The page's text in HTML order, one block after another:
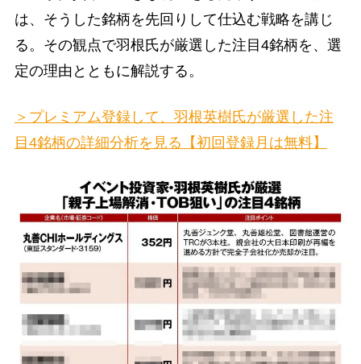
は、そうした銘柄を先回りして仕込む戦略を講じ
る。その観点で羽根氏が厳選した注目4銘柄を、選
定の理由とともに解説する。
＞プレミアム登録して、羽根英樹氏が厳選した注
目4銘柄の詳細分析を見る【初回登録月は無料】